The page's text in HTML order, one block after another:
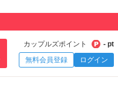
カップルズポイント
- pt
無料会員登録
ログイン